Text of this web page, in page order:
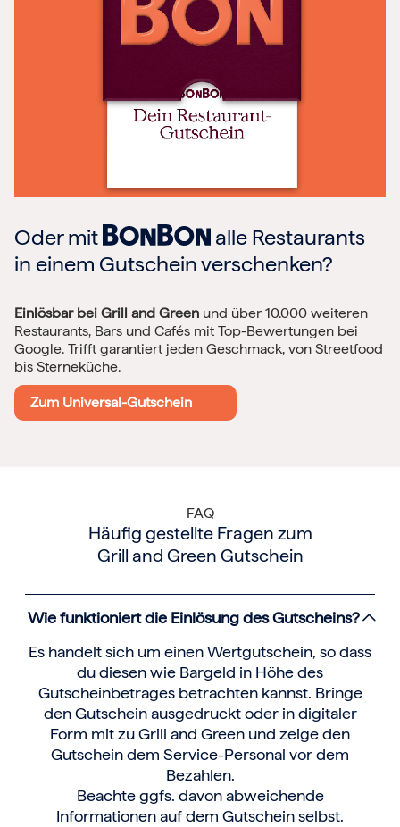
Oder mit
alle Restaurants
in einem Gutschein verschenken?
Einlösbar bei Grill and Green und über 10.000 weiteren
Restaurants, Bars und Cafés mit Top-Bewertungen bei
Google. Trifft garantiert jeden Geschmack, von Streetfood
bis Sterneküche.
Zum Universal-Gutschein
FAQ
Häufig gestellte Fragen zum
Grill and Green Gutschein
Wie funktioniert die Einlösung des Gutscheins?
Es handelt sich um einen Wertgutschein, so dass
du diesen wie Bargeld in Höhe des
Gutscheinbetrages betrachten kannst. Bringe
den Gutschein ausgedruckt oder in digitaler
Form mit zu Grill and Green und zeige den
Gutschein dem Service-Personal vor dem
Bezahlen.
Beachte ggfs. davon abweichende
Informationen auf dem Gutschein selbst.